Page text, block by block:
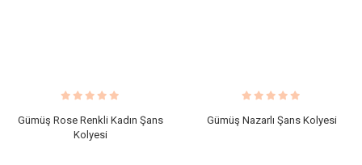
Gümüş Rose Renkli Kadın Şans
Kolyesi
Gümüş Nazarlı Şans Kolyesi